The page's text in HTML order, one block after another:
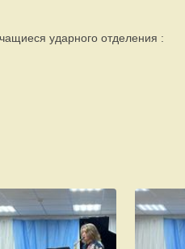
ударного отделения :